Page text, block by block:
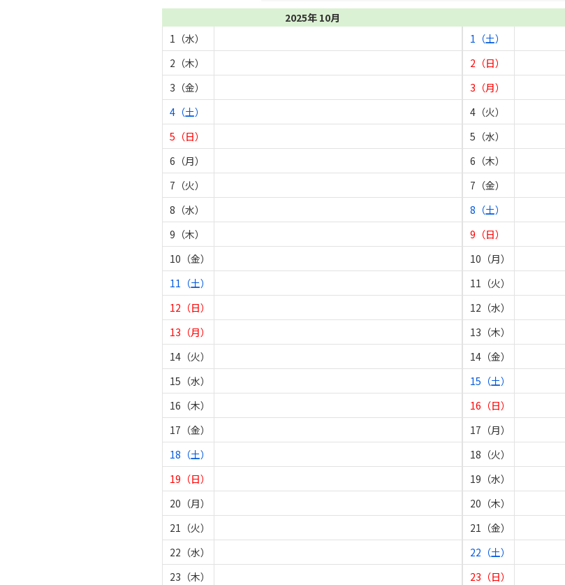
2025年 10月
1（水）
2（木）
3（金）
4（土）
5（日）
6（月）
7（火）
8（水）
9（木）
10（金）
11（土）
12（日）
13（月）
14（火）
15（水）
16（木）
17（金）
18（土）
19（日）
20（月）
21（火）
22（水）
23（木）
1（土）
2（日）
3（月）
4（火）
5（水）
6（木）
7（金）
8（土）
9（日）
10（月）
11（火）
12（水）
13（木）
14（金）
15（土）
16（日）
17（月）
18（火）
19（水）
20（木）
21（金）
22（土）
23（日）